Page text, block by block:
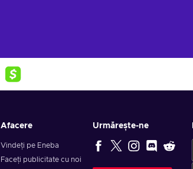
Afacere
Vindeți pe Eneba
Faceți publicitate cu noi
Urmărește-ne